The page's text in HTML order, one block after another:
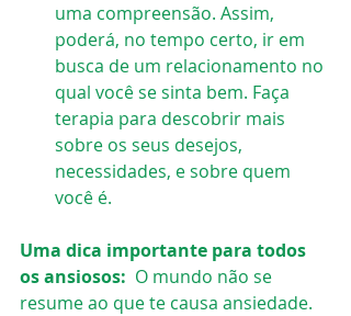
uma compreensão. Assim,
poderá, no tempo certo, ir em
busca de um relacionamento no
qual você se sinta bem. Faça
terapia para descobrir mais
sobre os seus desejos,
necessidades, e sobre quem
você é.
Uma dica importante para todos
os ansiosos: O mundo não se
resume ao que te causa ansiedade.